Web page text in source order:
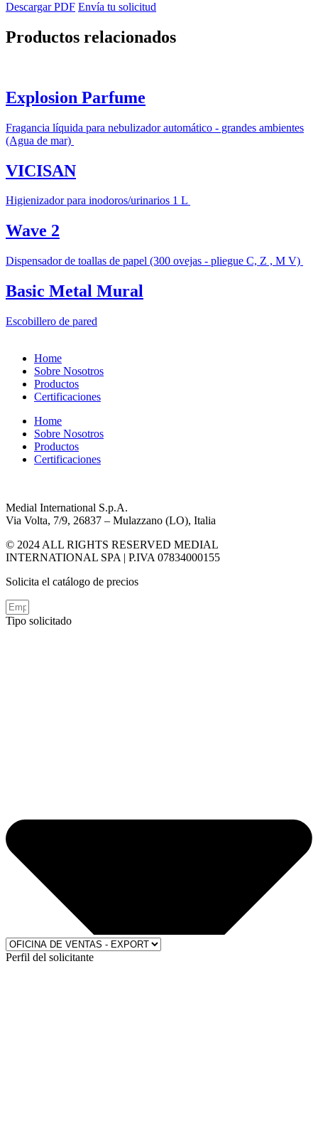
Descargar PDF Envía tu solicitud
Productos relacionados
Explosion Parfume
Fragancia líquida para nebulizador automático - grandes ambientes
(Agua de mar)
VICISAN
Higienizador para inodoros/urinarios 1 L
Wave 2
Dispensador de toallas de papel (300 ovejas - pliegue C, Z , M V)
Basic Metal Mural
Escobillero de pared
Home
Sobre Nosotros
Productos
Certificaciones
Home
Sobre Nosotros
Productos
Certificaciones
Medial International S.p.A.
Via Volta, 7/9, 26837 – Mulazzano (LO), Italia
© 2024 ALL RIGHTS RESERVED MEDIAL
INTERNATIONAL SPA | P.IVA 07834000155
Solicita el catálogo de precios
Tipo solicitado
Perfil del solicitante